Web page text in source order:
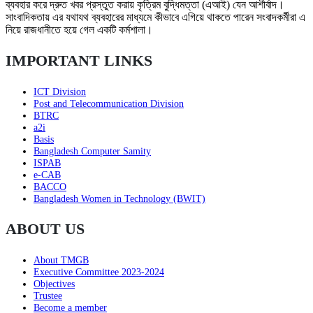
ব্যবহার করে দ্রুত খবর প্রস্তুত করায় কৃত্রিম বুদ্ধিমত্তা (এআই) যেন আশীর্বাদ।
সাংবাদিকতায় এর যথাযথ ব্যবহারের মাধ্যমে কীভাবে এগিয়ে থাকতে পারেন সংবাদকর্মীরা এ
নিয়ে রাজধানীতে হয়ে গেল একটি কর্মশালা।
IMPORTANT LINKS
ICT Division
Post and Telecommunication Division
BTRC
a2i
Basis
Bangladesh Computer Samity
ISPAB
e-CAB
BACCO
Bangladesh Women in Technology (BWIT)
ABOUT US
About TMGB
Executive Committee 2023-2024
Objectives
Trustee
Become a member